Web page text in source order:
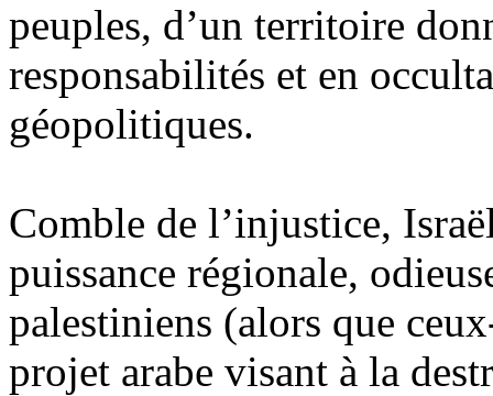
peuples, d’un territoire
responsabilités et en
géopolitiques.
Comble de l’injustice,
puissance régionale,
palestiniens (alors que
projet arabe visant à la